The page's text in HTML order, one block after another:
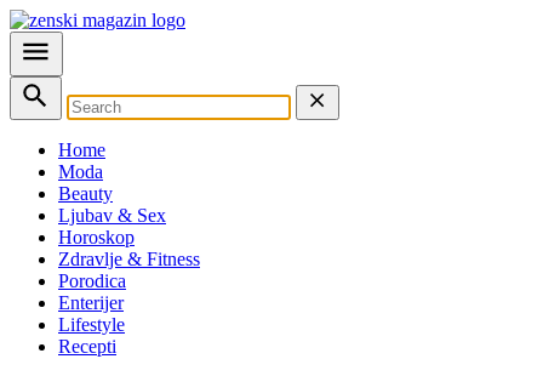
Home
Moda
Beauty
Ljubav & Sex
Horoskop
Zdravlje & Fitness
Porodica
Enterijer
Lifestyle
Recepti